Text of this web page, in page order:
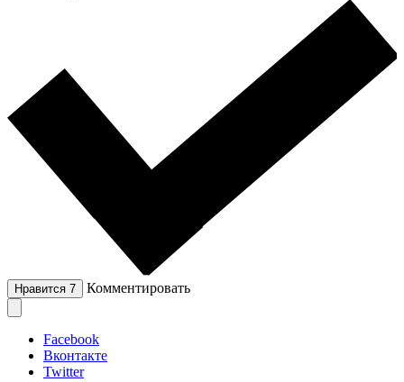
Нравится 7 Комментировать
Facebook
Вконтакте
Twitter